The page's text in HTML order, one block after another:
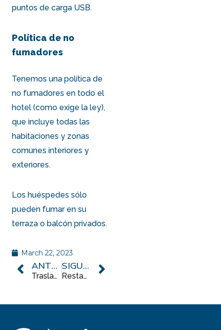
puntos de carga USB.
Política de no
fumadores
Tenemos una política de
no fumadores en todo el
hotel (como exige la ley),
que incluye todas las
habitaciones y zonas
comunes interiores y
exteriores.
Los huéspedes sólo
pueden fumar en su
terraza o balcón privados.
March 22, 2023
ANTERIOR
Traslados, transporte y aparcamiento
SIGUIENTE
Restaurante y bares